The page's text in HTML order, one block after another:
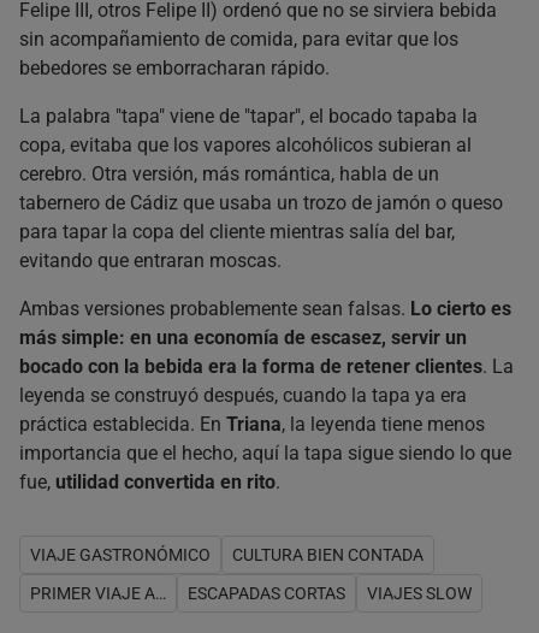
Felipe III, otros Felipe II) ordenó que no se sirviera bebida
sin acompañamiento de comida, para evitar que los
bebedores se emborracharan rápido.
La palabra "tapa" viene de "tapar", el bocado tapaba la
copa, evitaba que los vapores alcohólicos subieran al
cerebro. Otra versión, más romántica, habla de un
tabernero de Cádiz que usaba un trozo de jamón o queso
para tapar la copa del cliente mientras salía del bar,
evitando que entraran moscas.
Ambas versiones probablemente sean falsas. Lo cierto es
más simple: en una economía de escasez, servir un
bocado con la bebida era la forma de retener clientes. La
leyenda se construyó después, cuando la tapa ya era
práctica establecida. En Triana, la leyenda tiene menos
importancia que el hecho, aquí la tapa sigue siendo lo que
fue, utilidad convertida en rito.
VIAJE GASTRONÓMICO
CULTURA BIEN CONTADA
PRIMER VIAJE A…
ESCAPADAS CORTAS VIAJES SLOW